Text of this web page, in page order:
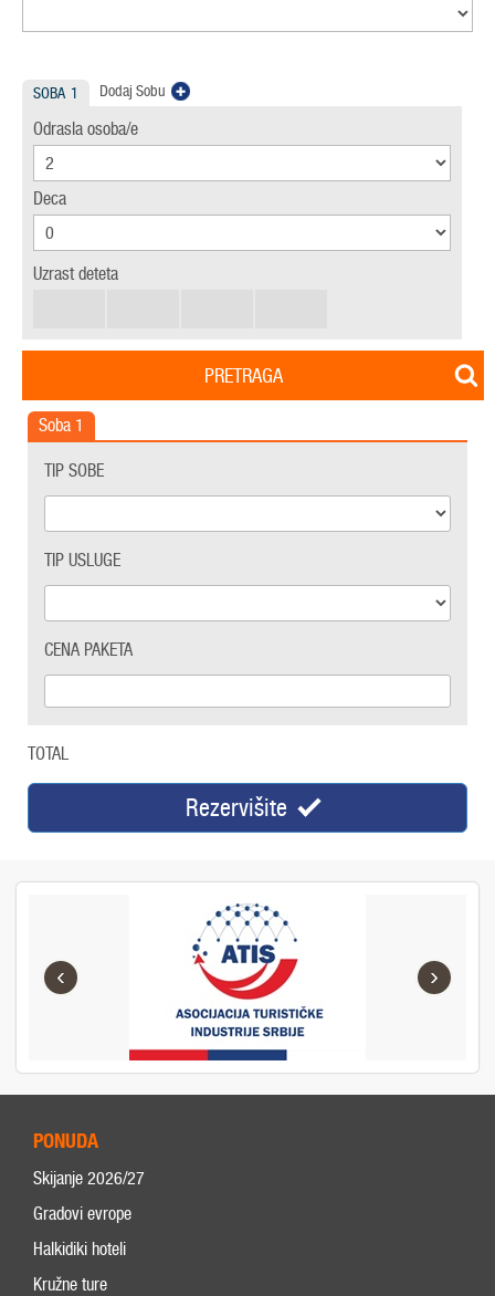
SOBA 1 Dodaj Sobu
Odrasla osoba/e
Deca
Uzrast deteta
PRETRAGA
Soba 1
TIP SOBE
TIP USLUGE
CENA PAKETA
TOTAL
Rezervišite
‹ ›
PONUDA
Skijanje 2026/27
Gradovi evrope
Halkidiki hoteli
Kružne ture